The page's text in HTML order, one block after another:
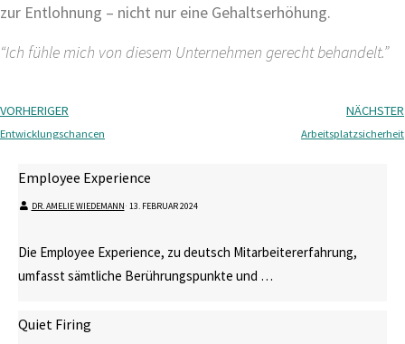
zur Entlohnung – nicht nur eine Gehaltserhöhung.
“Ich fühle mich von diesem Unternehmen gerecht behandelt.”
VORHERIGER
Entwicklungschancen
NÄCHSTER
Arbeitsplatzsicherheit
Employee Experience
DR. AMELIE WIEDEMANN⋅ 13. FEBRUAR 2024
Die Employee Experience, zu deutsch Mitarbeitererfahrung,
umfasst sämtliche Berührungspunkte und …
Quiet Firing